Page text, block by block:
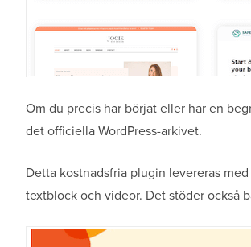
Om du precis har börjat eller har en
det officiella WordPress-arkivet.
Detta kostnadsfria plugin levereras
textblock och videor. Det stöder också